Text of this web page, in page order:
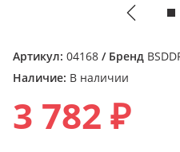
Артикул: 04168 / Бренд
Наличие: В наличии
3 782 ₽